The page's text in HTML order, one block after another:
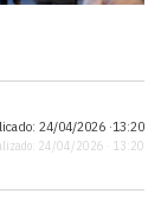
24/04/2026 ·13:20
24/04/2026 · 13:20